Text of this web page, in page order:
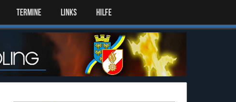
TERMINE LINKS HILFE